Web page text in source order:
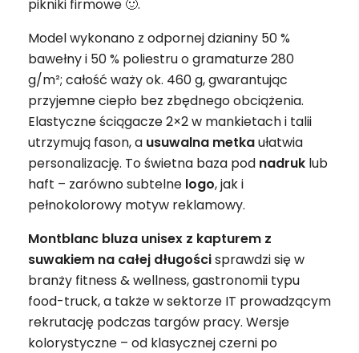
pikniki firmowe 🙂.
Model wykonano z odpornej dzianiny 50 %
bawełny i 50 % poliestru o gramaturze 280
g/m²; całość waży ok. 460 g, gwarantując
przyjemne ciepło bez zbędnego obciążenia.
Elastyczne ściągacze 2×2 w mankietach i talii
utrzymują fason, a usuwalna metkaułatwia
personalizację. To świetna baza pod nadruk lub
haft – zarówno subtelne logo, jak i
pełnokolorowy motyw reklamowy.
Montblanc bluza unisex z kapturem z
suwakiem na całej długościsprawdzi się w
branży fitness & wellness, gastronomii typu
food-truck, a także w sektorze IT prowadzącym
rekrutację podczas targów pracy. Wersje
kolorystyczne – od klasycznej czerni po